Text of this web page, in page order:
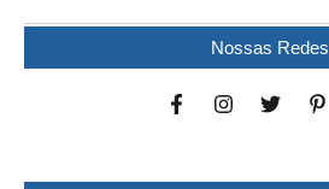
Nossas Redes